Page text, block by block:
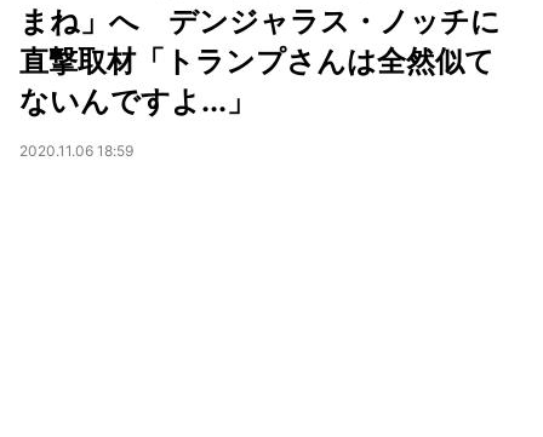
まね」へ デンジャラス・ノッチに
直撃取材「トランプさんは全然似て
ないんですよ...」
2020.11.06 18:59